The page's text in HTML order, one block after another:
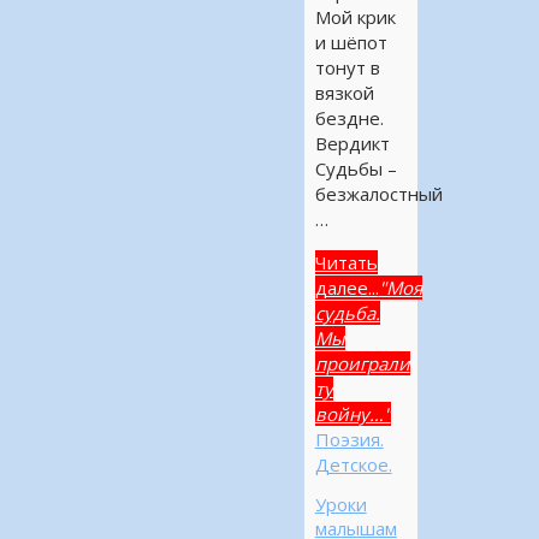
Мой крик
и шёпот
тонут в
вязкой
бездне.
Вердикт
Судьбы –
безжалостный
…
Читать
далее... "Моя
судьба.
Мы
проиграли
ту
войну…"
Поэзия.
Детское.
Уроки
малышам